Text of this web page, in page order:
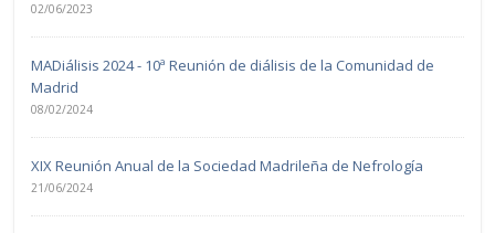
02/06/2023
MADiálisis 2024 - 10ª Reunión de diálisis de la Comunidad de
Madrid
08/02/2024
XIX Reunión Anual de la Sociedad Madrileña de Nefrología
21/06/2024